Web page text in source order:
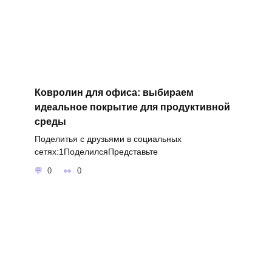
Ковролин для офиса: выбираем
идеальное покрытие для продуктивной
среды
Поделитья с друзьями в социальных
сетях:1ПоделилсяПредставьте
0 0